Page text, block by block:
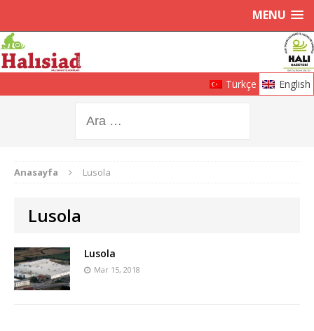
MENU
Türkçe English
Anasayfa Lusola
Lusola
Lusola
Mar 15, 2018